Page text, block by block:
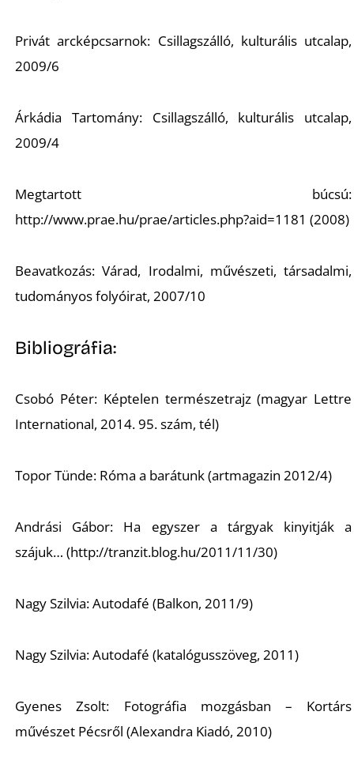
Privát arcképcsarnok: Csillagszálló, kulturális utcalap,
2009/6
Árkádia Tartomány: Csillagszálló, kulturális utcalap,
2009/4
Megtartott búcsú:
http://www.prae.hu/prae/articles.php?aid=1181 (2008)
Beavatkozás: Várad, Irodalmi, művészeti, társadalmi,
tudományos folyóirat, 2007/10
Bibliográfia:
Csobó Péter: Képtelen természetrajz (magyar Lettre
International, 2014. 95. szám, tél)
Topor Tünde: Róma a barátunk (artmagazin 2012/4)
Andrási Gábor: Ha egyszer a tárgyak kinyitják a
szájuk… (http://tranzit.blog.hu/2011/11/30)
Nagy Szilvia: Autodafé (Balkon, 2011/9)
Nagy Szilvia: Autodafé (katalógusszöveg, 2011)
Gyenes Zsolt: Fotográfia mozgásban – Kortárs
művészet Pécsről (Alexandra Kiadó, 2010)